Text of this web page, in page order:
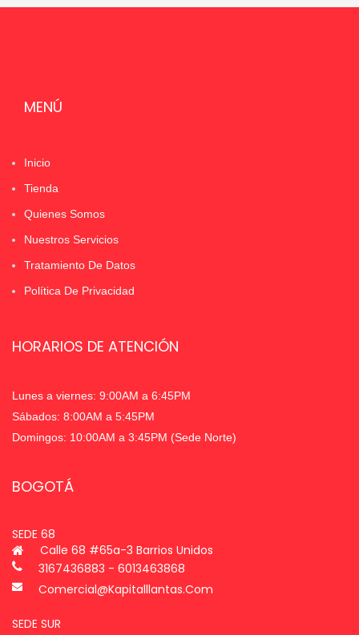
MENÚ
Inicio
Tienda
Quienes Somos
Nuestros Servicios
Tratamiento De Datos
Política De Privacidad
HORARIOS DE ATENCIÓN
Lunes a viernes: 9:00AM a 6:45PM
Sábados: 8:00AM a 5:45PM
Domingos: 10:00AM a 3:45PM (Sede Norte)
BOGOTÁ
SEDE 68
Calle 68 #65a-3 Barrios Unidos
3167436883 - 6013463868
Comercial@kapitalllantas.com
SEDE SUR